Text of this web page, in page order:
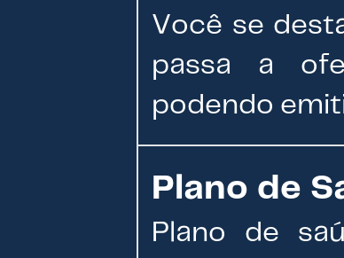
Você se
passa a
podendo
Plano de
Plano de